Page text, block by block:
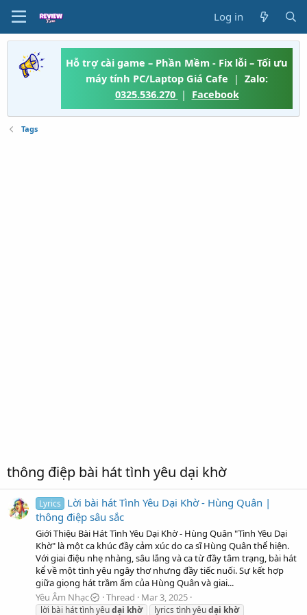
Log in
Hỗ trợ cài game – Phần Mềm - Fix lỗi – Tối ưu
máy tính PC/Laptop Giá Cafe | Zalo:
0325.536.270 | Facebook
Tags
thông điệp bài hát tình yêu dại khờ
Lyrics
Lời bài hát Tình Yêu Dại Khờ - Hùng Quân |
thông điệp sâu sắc
Giới Thiệu Bài Hát Tình Yêu Dại Khờ - Hùng Quân "Tình Yêu Dại
Khờ" là một ca khúc đầy cảm xúc do ca sĩ Hùng Quân thể hiện.
Với giai điệu nhẹ nhàng, sâu lắng và ca từ đầy tâm trạng, bài hát
kể về một tình yêu ngây thơ nhưng đầy tiếc nuối. Sự kết hợp
giữa giọng hát trầm ấm của Hùng Quân và giai...
Yêu Âm Nhạc
Thread Mar 3, 2025
lời bài hát tình yêudại khờ lyrics tình yêudại khờ